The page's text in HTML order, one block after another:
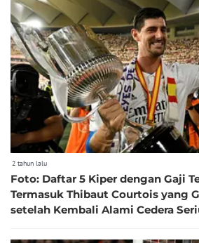
2 tahun lalu
Foto: Daftar 5 Kiper dengan Gaji
Termasuk Thibaut Courtois yang
setelah Kembali Alami Cedera